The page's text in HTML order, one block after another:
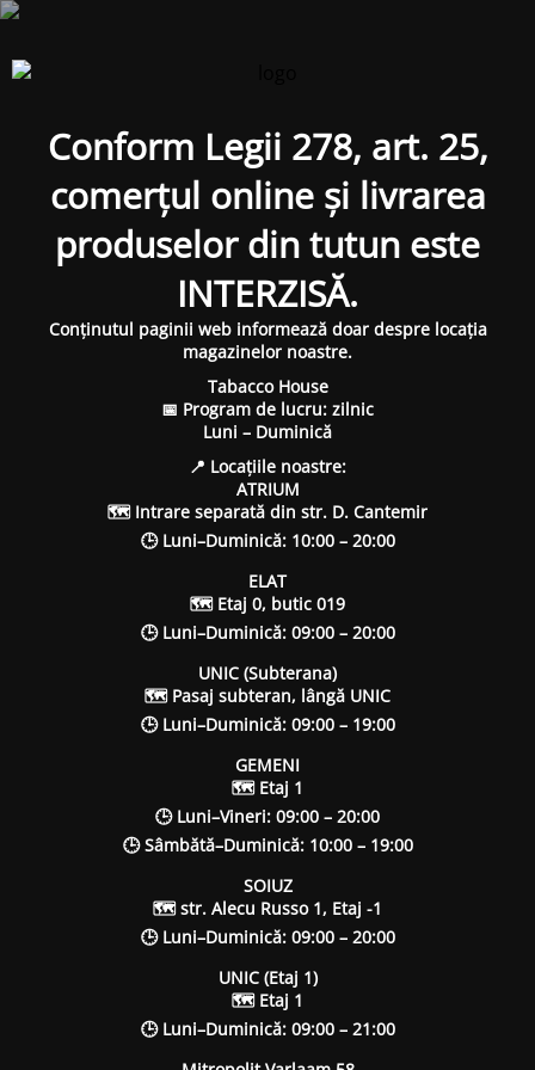
Conform Legii 278, art. 25,
comerțul online și livrarea
produselor din tutun este
INTERZISĂ.
Conținutul paginii web informează doar despre locația
magazinelor noastre.
Tabacco House
📅 Program de lucru: zilnic
Luni – Duminică
📍 Locațiile noastre:
ATRIUM
🗺 Intrare separată din str. D. Cantemir
🕒 Luni–Duminică: 10:00 – 20:00
ELAT
🗺 Etaj 0, butic 019
🕒 Luni–Duminică: 09:00 – 20:00
UNIC (Subterana)
🗺 Pasaj subteran, lângă UNIC
🕒 Luni–Duminică: 09:00 – 19:00
GEMENI
🗺 Etaj 1
🕒 Luni–Vineri: 09:00 – 20:00
🕒 Sâmbătă–Duminică: 10:00 – 19:00
SOIUZ
🗺 str. Alecu Russo 1, Etaj -1
🕒 Luni–Duminică: 09:00 – 20:00
UNIC (Etaj 1)
🗺 Etaj 1
🕒 Luni–Duminică: 09:00 – 21:00